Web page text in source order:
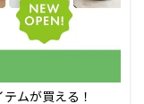
ムが買える！